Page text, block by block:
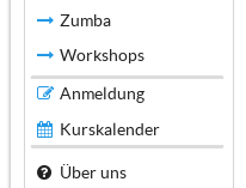
Zumba
Workshops
Anmeldung
Kurskalender
Über uns